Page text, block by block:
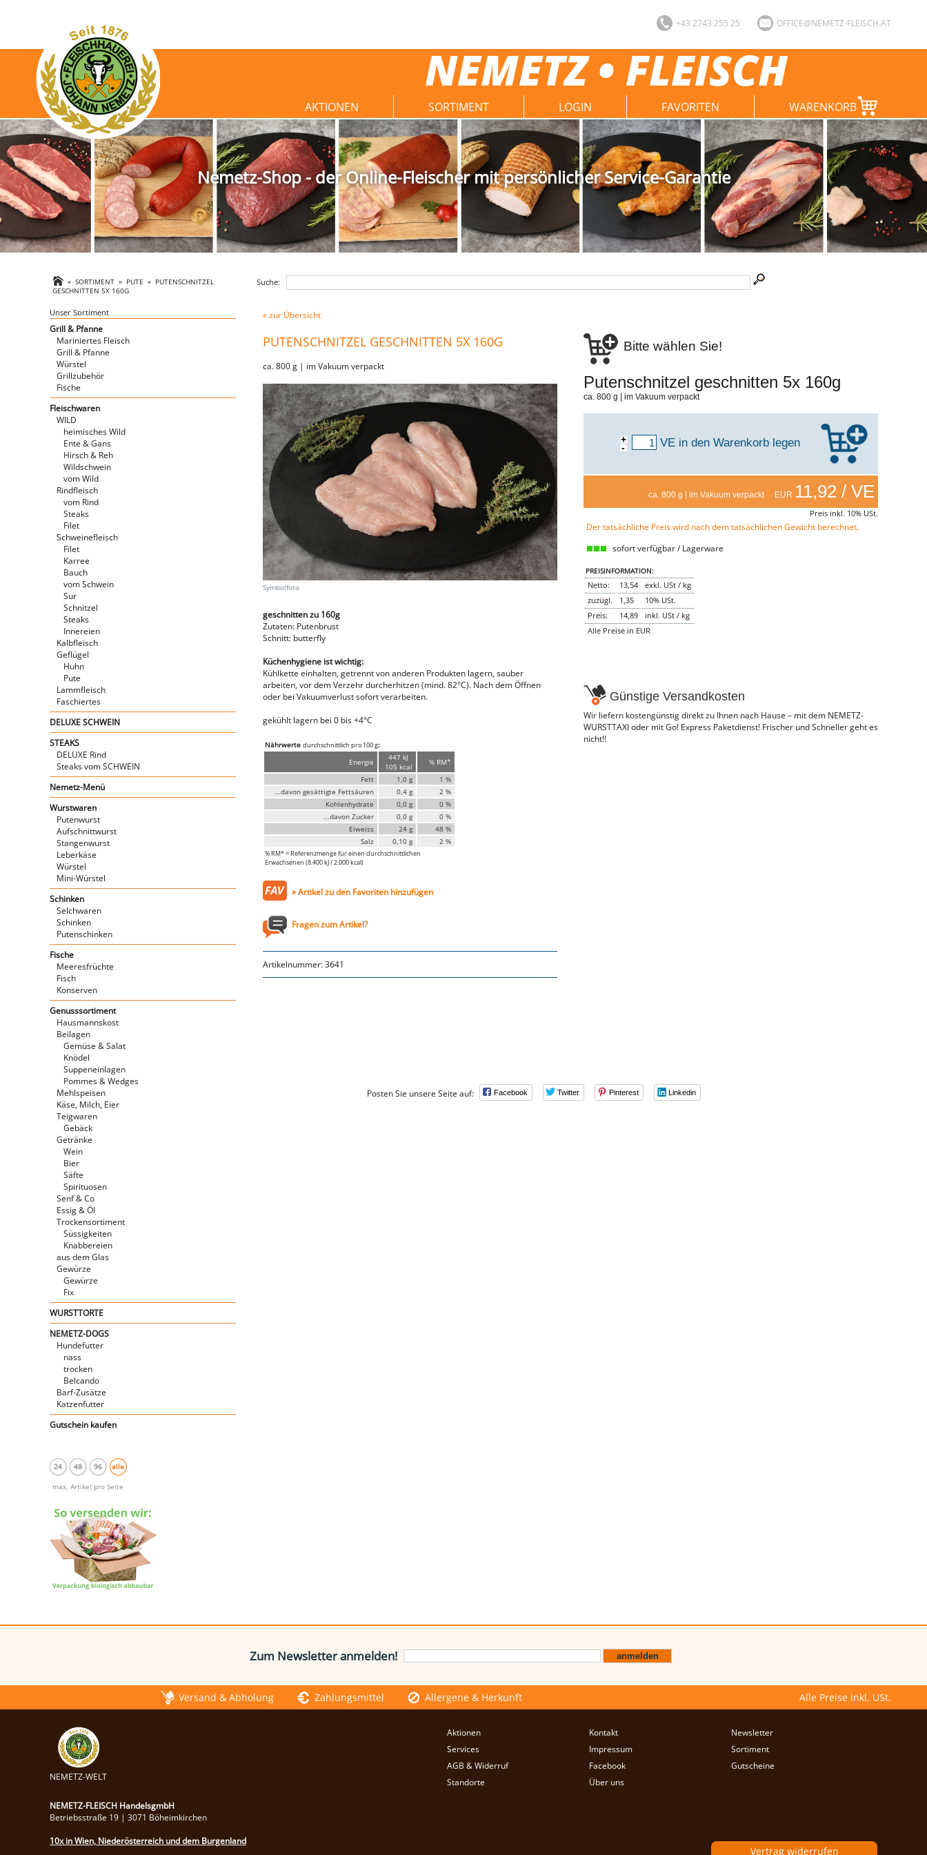
NEMETZ • FLEISCH
+43 2743 255 25 OFFICE@NEMETZ-FLEISCH.AT
AKTIONEN SORTIMENT LOGIN FAVORITEN WARENKORB
Nemetz-Shop - der Online-Fleischer mit persönlicher Service-Garantie
»SORTIMENT » PUTE » PUTENSCHNITZEL
GESCHNITTEN 5X 160G
Suche:
Unser Sortiment
Grill & Pfanne
Mariniertes Fleisch
Grill & Pfanne
Würstel
Grillzubehör
Fische
Fleischwaren
WILD
heimisches Wild
Ente & Gans
Hirsch & Reh
Wildschwein
vom Wild
Rindfleisch
vom Rind
Steaks
Filet
Schweinefleisch
Filet
Karree
Bauch
vom Schwein
Sur
Schnitzel
Steaks
Innereien
Kalbfleisch
Geflügel
Huhn
Pute
Lammfleisch
Faschiertes
DELUXE SCHWEIN
STEAKS
DELUXE Rind
Steaks vom SCHWEIN
Nemetz-Menü
Wurstwaren
Putenwurst
Aufschnittwurst
Stangenwurst
Leberkäse
Würstel
Mini-Würstel
Schinken
Selchwaren
Schinken
Putenschinken
Fische
Meeresfrüchte
Fisch
Konserven
Genusssortiment
Hausmannskost
Beilagen
Gemüse & Salat
Knödel
Suppeneinlagen
Pommes & Wedges
Mehlspeisen
Käse, Milch, Eier
Teigwaren
Gebäck
Getränke
Wein
Bier
Säfte
Spirituosen
Senf & Co
Essig & Öl
Trockensortiment
Süssigkeiten
Knabbereien
aus dem Glas
Gewürze
Gewürze
Fix
WURSTTORTE
NEMETZ-DOGS
Hundefutter
nass
trocken
Belcando
Barf-Zusätze
Katzenfutter
Gutschein kaufen
24 48 96 alle
max. Artikel pro Seite
« zur Übersicht
PUTENSCHNITZEL GESCHNITTEN 5X 160G
ca. 800 g | im Vakuum verpackt
geschnitten zu 160g
Zutaten: Putenbrust
Schnitt: butterfly
Küchenhygiene ist wichtig:
Kühlkette einhalten, getrennt von anderen Produkten lagern, sauber
arbeiten, vor dem Verzehr durcherhitzen (mind. 82°C). Nach dem Öffnen
oder bei Vakuumverlust sofort verarbeiten.
gekühlt lagern bei 0 bis +4°C
Nährwerte durchschnittlich pro 100 g:
Energie
447 kJ
105 kcal
% RM*
Fett
1,0 g
1 %
...davon gesättigte Fettsäuren
0,4 g
2 %
Kohlenhydrate
0,0 g
0 %
...davon Zucker
0,0 g
0 %
Eiweiss
24 g
48 %
Salz
0,10 g 2 %
% RM* = Referenzmenge für einen durchschnittlichen
Erwachsenen (8.400 kJ / 2.000 kcal)
» Artikel zu den Favoriten hinzufügen
Fragen zum Artikel?
Artikelnummer:3641
Bitte wählen Sie!
Putenschnitzel geschnitten 5x 160g
ca. 800 g | im Vakuum verpackt
+
- VEin den Warenkorb legen
ca. 800 g | im Vakuum verpackt EUR 11,92 / VE
Preis inkl. 10% USt.
Der tatsächliche Preis wird nach dem tatsächlichen Gewicht berechnet.
sofort verfügbar / Lagerware
PREISINFORMATION:
Netto: 13,54
exkl. USt / kg
zuzügl.
1,35
10% USt.
Preis:
14,89
inkl. USt / kg
Alle Preise in EUR
Günstige Versandkosten
Wir liefern kostengünstig direkt zu Ihnen nach Hause – mit dem NEMETZ-
WURSTTAXI oder mit Go! Express Paketdienst! Frischer und Schneller geht es
nicht!!
Posten Sie unsere Seite auf: Facebook Twitter Pinterest Linkedin
Zum Newsletter anmelden!
Versand & Abholung Zahlungsmittel Allergene & Herkunft Alle Preise inkl. USt.
NEMETZ-WELT
Aktionen Kontakt
Newsletter
Services
Impressum
Sortiment
AGB & Widerruf
Facebook
Gutscheine
Standorte
Über uns
NEMETZ-FLEISCH HandelsgmbH
Betriebsstraße 19 | 3071 Böheimkirchen
10x in Wien, Niederösterreich und dem Burgenland
Vertrag widerrufen